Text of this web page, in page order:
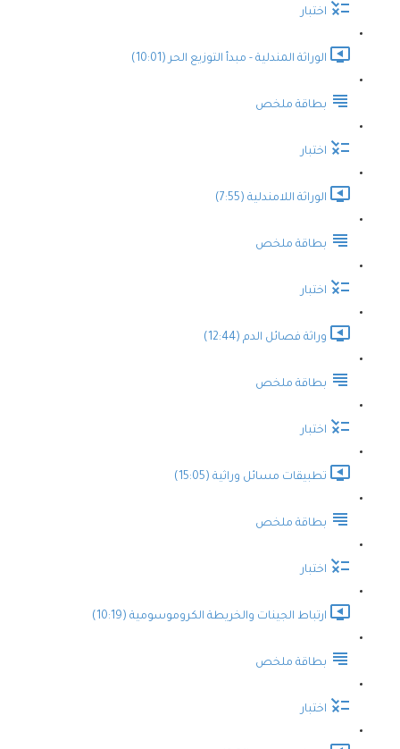
اختبار
الوراثة المندلية - مبدأ التوزيع الحر (10:01)
بطاقة ملخص
اختبار
الوراثة اللامندلية (7:55)
بطاقة ملخص
اختبار
وراثة فصائل الدم (12:44)
بطاقة ملخص
اختبار
تطبيقات مسائل وراثية (15:05)
بطاقة ملخص
اختبار
ارتباط الجينات والخريطة الكروموسومية (10:19)
بطاقة ملخص
اختبار